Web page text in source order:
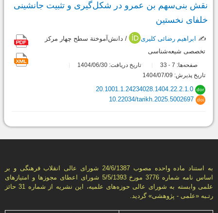
نقش‌ بنی‌سهم بن عمرو در شکل‌گیری و تثبیت جانشینی
خلفای نخستین
✍️ ابراهیم رضائی کلیری
/ دانش‌آموختة سطح چهار مرکز
تخصصی شیعه‌شناسی
صفحه‌ها: 7
-
تاریخ دریافت: 1404/06/30
تاریخ پذیرش: 1404/07/09
dor
20.1001.1.24234028.1404.22.2.1.0
doi
10.22034/tarikh.2025.5002697
به استناد ماده واحده مصوب 24/6/1387 شورای عالی انقلاب فرهنگی و بر
اساس نامه شماره 3776 مورخ 5/5/1393 شورای اعطای مجوزها و امتيازهای
علمی وابسته به شورای عالی حوزه‌های علميه، اين نشريه از شماره 31 حائز
رتـبه «علمی - پژوهشی» گرديد.